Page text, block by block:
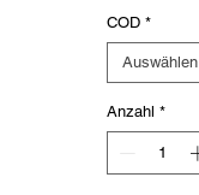
COD *
Auswählen
Anzahl *